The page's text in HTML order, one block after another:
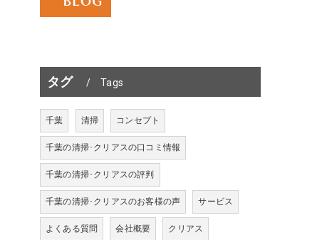
タグ Tags
千葉 清掃 コンセプト
千葉の清掃･クリアスの口コミ情報
千葉の清掃･クリアスの評判
千葉の清掃･クリアスのお客様の声 サービス
よくある質問 会社概要 クリアス